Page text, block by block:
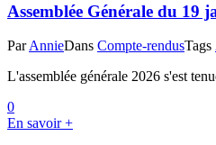
Assemblée Générale du 19
ParAnnieDans Compte-rendusTags
L'assemblée générale 2026 s'est
0
En savoir +